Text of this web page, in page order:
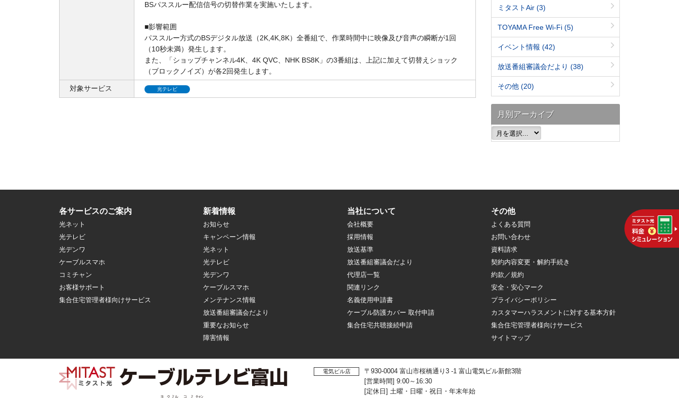
BSパススルー配信信号の切替作業を実施いたします。
■影響範囲
パススルー方式のBSデジタル放送（2K,4K,8K）全番組で、作業時間中に映像及び音声の瞬断が1回
（10秒未満）発生します。
また、「ショップチャンネル4K、4K QVC、NHK BS8K」の3番組は、上記に加えて切替えショック
（ブロックノイズ）が各2回発生します。
対象サービス 光テレビ
ミタストAir (3)
TOYAMA Free Wi-Fi (5)
イベント情報 (42)
放送番組審議会だより (38)
その他 (20)
月別アーカイブ
各サービスのご案内
光ネット
光テレビ
光デンワ
ケーブルスマホ
コミチャン
お客様サポート
集合住宅管理者様向けサービス
新着情報
お知らせ
キャンペーン情報
光ネット
光テレビ
光デンワ
ケーブルスマホ
メンテナンス情報
放送番組審議会だより
重要なお知らせ
障害情報
当社について
会社概要
採用情報
放送基準
放送番組審議会だより
代理店一覧
関連リンク
名義使用申請書
ケーブル防護カバー 取付申請
集合住宅共聴接続申請
その他
よくある質問
お問い合わせ
資料請求
契約内容変更・解約手続き
約款／規約
安全・安心マーク
プライバシーポリシー
カスタマーハラスメントに対する基本方針
集合住宅管理者様向けサービス
サイトマップ
電気ビル店
〒930-0004 富山市桜橋通り3 -1 富山電気ビル新館3階
[営業時間] 9:00～16:30
[定休日] 土曜・日曜・祝日・年末年始